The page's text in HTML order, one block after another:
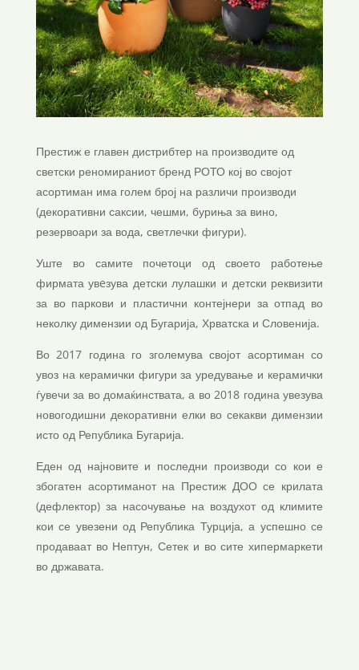
Престиж е главен дистрибтер на производите од
светски реномираниот бренд РОТО кој во својот
асортиман има голем број на различи производи
(декоративни саксии, чешми, буриња за вино,
резервоари за вода, светлечки фигури).
Уште во самите почетоци од своето работење
фирмата увeзува детски лулашки и детски реквизити
за во паркови и пластични контејнери за отпад во
неколку димензии од Бугарија, Хрватска и Словенија.
Во 2017 година го зголемува својот асортиман со
увоз на керамички фигури за уредување и керамички
ѓувечи за во домаќинствата, а во 2018 година увезува
новогодишни декоративни елки во секакви димензии
исто од Република Бугарија.
Еден од најновите и последни производи со кои е
збогатен асортиманот на Престиж ДОО се крилата
(дефлектор) за насочување на воздухот од климите
кои се увезени од Република Турција, а успешно се
продаваат во Нептун, Сетек и во сите хипермаркети
во државата.